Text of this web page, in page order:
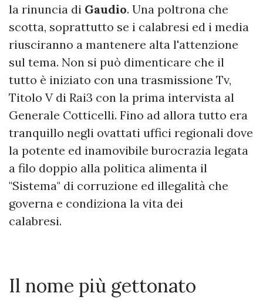
la rinuncia di Gaudio. Una poltrona che
scotta, soprattutto se i calabresi ed i media
riusciranno a mantenere alta l'attenzione
sul tema. Non si può dimenticare che il
tutto è iniziato con una trasmissione Tv,
Titolo V di Rai3 con la prima intervista al
Generale Cotticelli. Fino ad allora tutto era
tranquillo negli ovattati uffici regionali dove
la potente ed inamovibile burocrazia legata
a filo doppio alla politica alimenta il
"Sistema" di corruzione ed illegalità che
governa e condiziona la vita dei
calabresi.
Il nome più gettonato